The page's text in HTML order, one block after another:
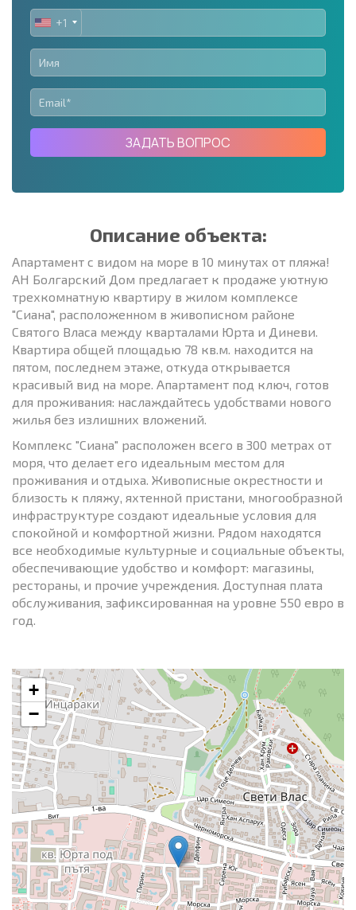
UNITED
STATES
+1
+1
ЗАДАТЬ ВОПРОС
Описание объекта:
Апартамент с видом на море в 10 минутах от пляжа!
АН Болгарский Дом предлагает к продаже уютную
трехкомнатную квартиру в жилом комплексе
"Сиана", расположенном в живописном районе
Святого Власа между кварталами Юрта и Диневи.
Квартира общей площадью 78 кв.м. находится на
пятом, последнем этаже, откуда открывается
красивый вид на море. Апартамент под ключ, готов
для проживания: наслаждайтесь удобствами нового
жилья без излишних вложений.
Комплекс "Сиана" расположен всего в 300 метрах от
моря, что делает его идеальным местом для
проживания и отдыха. Живописные окрестности и
близость к пляжу, яхтенной пристани, многообразной
инфраструктуре создают идеальные условия для
спокойной и комфортной жизни. Рядом находятся
все необходимые культурные и социальные объекты,
обеспечивающие удобство и комфорт: магазины,
рестораны, и прочие учреждения. Доступная плата
обслуживания, зафиксированная на уровне 550 евро в
год.
+
−